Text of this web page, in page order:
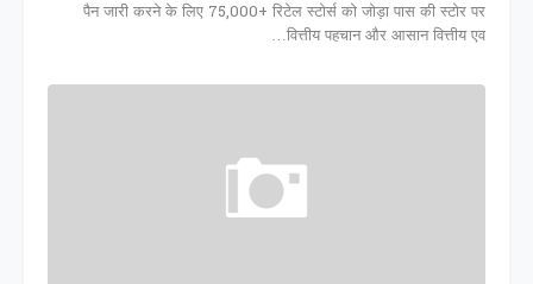
पैन जारी करने के लिए 75,000+ रिटेल स्टोर्स को जोड़ा पास की स्टोर पर
वित्तीय पहचान और आसान वित्तीय एव…